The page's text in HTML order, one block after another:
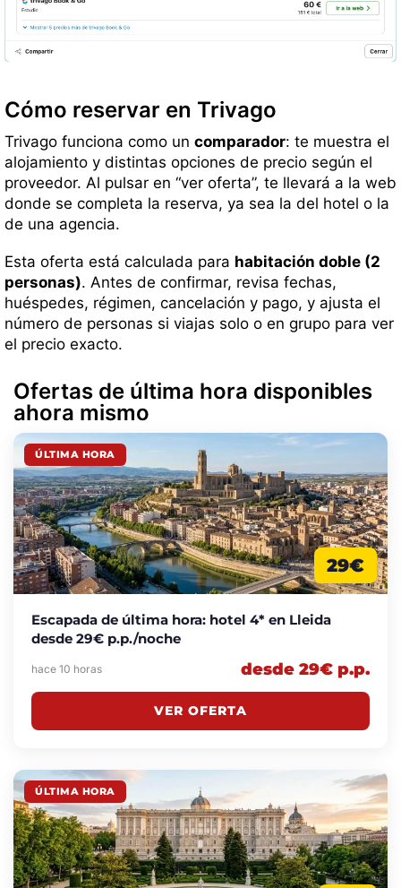
Cómo reservar en Trivago
Trivago funciona como un comparador: te muestra el
alojamiento y distintas opciones de precio según el
proveedor. Al pulsar en “ver oferta”, te llevará a la web
donde se completa la reserva, ya sea la del hotel o la
de una agencia.
Esta oferta está calculada para habitación doble (2
personas). Antes de confirmar, revisa fechas,
huéspedes, régimen, cancelación y pago, y ajusta el
número de personas si viajas solo o en grupo para ver
el precio exacto.
Ofertas de última hora disponibles
ahora mismo
ÚLTIMA HORA
29€
Escapada de última hora: hotel 4* en Lleida
desde 29€ p.p./noche
hace 10 horas desde 29€ p.p.
VER OFERTA
ÚLTIMA HORA